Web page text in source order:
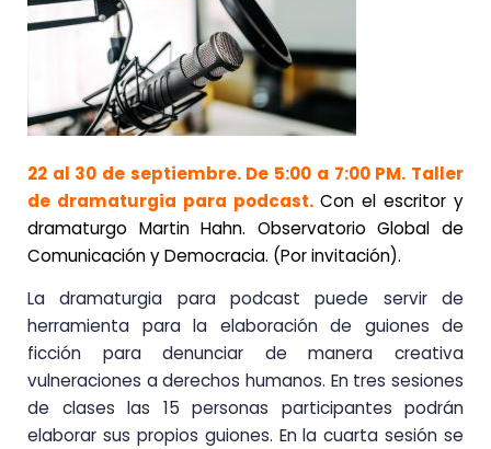
22 al 30 de septiembre. De 5:00 a 7:00 PM. Taller
de dramaturgia para podcast. Con el escritor y
dramaturgo Martin Hahn. Observatorio Global de
Comunicación y Democracia. (Por invitación).
La dramaturgia para podcast puede servir de
herramienta para la elaboración de guiones de
ficción para denunciar de manera creativa
vulneraciones a derechos humanos. En tres sesiones
de clases las 15 personas participantes podrán
elaborar sus propios guiones. En la cuarta sesión se